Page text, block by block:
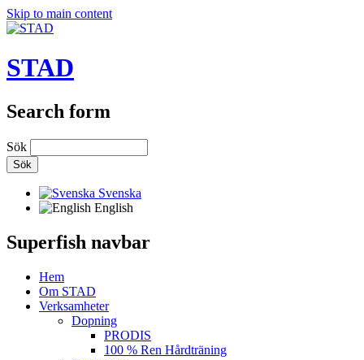
Skip to main content
STAD
Search form
Sök
Svenska
English
Superfish navbar
Hem
Om STAD
Verksamheter
Dopning
PRODIS
100 % Ren Hårdträning